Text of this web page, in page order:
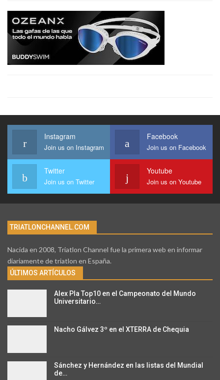
Instagram
Join us on Instagram
Facebook
Join us on Facebook
Twitter
Join us on Twitter
Youtube
Join us on Youtube
TRIATLONCHANNEL.COM
Nacida en 2008, Triatlon Channel fue la primera web en informar
diariamente de triatlon en España.
ÚLTIMOS ARTÍCULOS
Alex Pla Top10 en el Campeonato del Mundo
Universitario…
Nacho Gálvez 3º en el XTERRA de Chequia
Sánchez y Hernández en las listas del Mundial
de…